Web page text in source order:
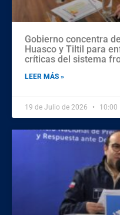
Gobierno concentra
Huasco y Tiltil para
críticas del sistema
LEER MÁS »
19 de Julio de 2026 10:00